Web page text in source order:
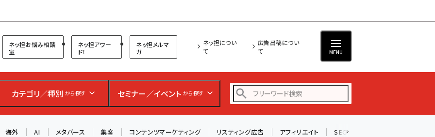
担当者フォーラム
ネッ担お悩み相談
室
ネッ担アワー
ド！
ネッ担メルマ
ガ
ネッ担につい
て
広告出稿につい
て
MENU
カテゴリ／種別 から探す セミナー／イベント から探す
海外 AI メタバース 集客 コンテンツマーケティング リスティング広告 アフィリエイト SEO
AIが買い物を代行する時代に打つべき「次の一手」とは？
アルペン、オイシックス、元UA責任者が登壇のリアルECセ
ミナー（8/26＠東京）【交流会も実施】